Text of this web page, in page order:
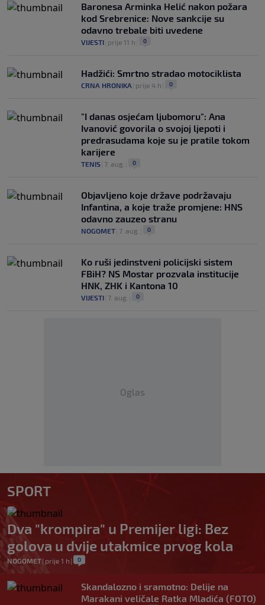
Baronesa Arminka Helić nakon požara
kod Srebrenice: Nove sankcije su
odavno trebale biti uvedene
VIJESTI prije 11 h 0
Hadžići: Smrtno stradao motociklista
CRNA HRONIKA prije 4 h 0
"I danas osjećam ljubomoru": Ana
Ivanović govorila o svojoj ljepoti i
predrasudama koje su je pratile tokom
karijere
TENIS 7. aug. 0
Objavljeno koje države podržavaju
Infantina, a koje traže promjene: HNS
odavno zauzeo stranu
NOGOMET 7. aug. 0
Ko ruši jedinstveni policijski sistem
FBiH? NS Mostar prozvala institucije
HNK, ZHK i Kantona 10
VIJESTI 7. aug. 0
Oglas
SPORT
Dva "krompira" u Premijer ligi: Bez
golova u dvije utakmice prvog kola
NOGOMET| prije 1 h | 0
Skandalozno i sramotno: Delije na
Marakani veličale Ratka Mladića (FOTO)